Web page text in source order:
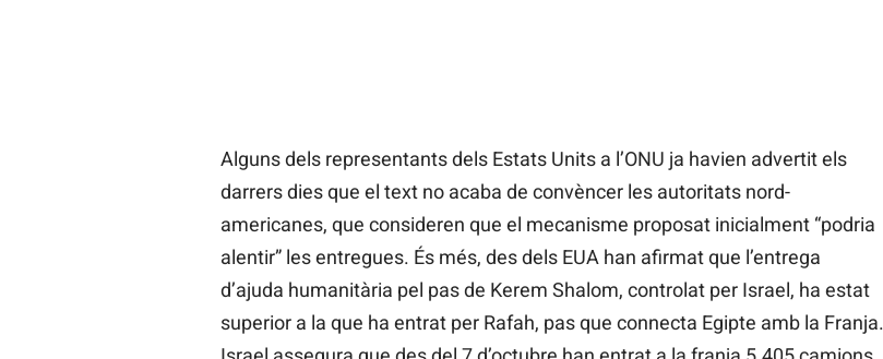
Alguns dels representants dels Estats Units a l’ONU ja havien advertit els
darrers dies que el text no acaba de convèncer les autoritats nord-
americanes, que consideren que el mecanisme proposat inicialment “podria
alentir” les entregues. És més, des dels EUA han afirmat que l’entrega
d’ajuda humanitària pel pas de Kerem Shalom, controlat per Israel, ha estat
superior a la que ha entrat per Rafah, pas que connecta Egipte amb la Franja.